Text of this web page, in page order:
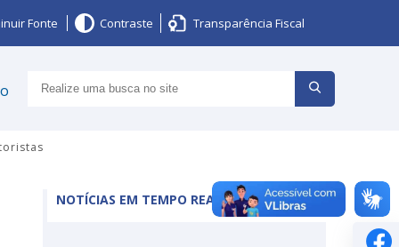
Fonte Contraste Transparência Fiscal
NOTÍCIAS EM TEMPO REAL